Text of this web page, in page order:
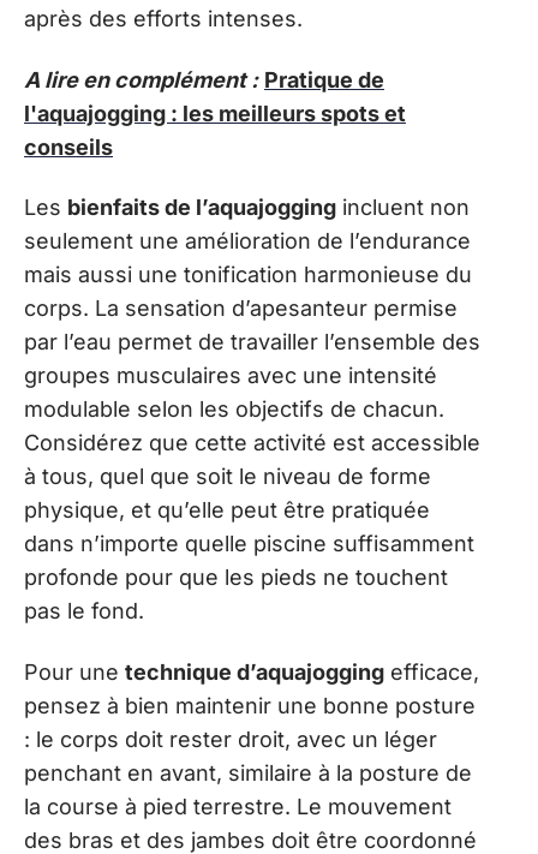
après des efforts intenses.
A lire en complément : Pratique de
l'aquajogging : les meilleurs spots et
conseils
Les bienfaits de l’aquajogging incluent non
seulement une amélioration de l’endurance
mais aussi une tonification harmonieuse du
corps. La sensation d’apesanteur permise
par l’eau permet de travailler l’ensemble des
groupes musculaires avec une intensité
modulable selon les objectifs de chacun.
Considérez que cette activité est accessible
à tous, quel que soit le niveau de forme
physique, et qu’elle peut être pratiquée
dans n’importe quelle piscine suffisamment
profonde pour que les pieds ne touchent
pas le fond.
Pour une technique d’aquajogging efficace,
pensez à bien maintenir une bonne posture
: le corps doit rester droit, avec un léger
penchant en avant, similaire à la posture de
la course à pied terrestre. Le mouvement
des bras et des jambes doit être coordonné